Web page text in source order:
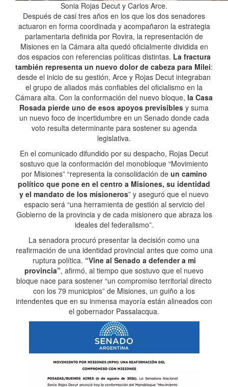
Sonia Rojas Decut y Carlos Arce.
Después de casi tres años en los que los dos senadores
actuaron en forma coordinada y acompañaron la estrategia
parlamentaria definida por Rovira, la representación de
Misiones en la Cámara alta quedó oficialmente dividida en
dos espacios con referencias políticas distintas. La fractura
también representa un nuevo dolor de cabeza para Milei:
desde el inicio de su gestión, Arce y Rojas Decut integraban
el grupo de aliados más confiables del oficialismo en la
Cámara alta. Con la conformación del nuevo bloque, la Casa
Rosada pierde uno de esos apoyos previsibles y suma
un nuevo foco de incertidumbre en un Senado donde cada
voto resulta determinante para sostener su agenda
legislativa.
En el comunicado difundido por su despacho, Rojas Decut
sostuvo que la conformación del monobloque “Movimiento
por Misiones” “representa la consolidación de un camino
político que pone en el centro a Misiones, su identidad
y el mandato de los misioneros” y aseguró que el nuevo
espacio será “una herramienta de gestión al servicio del
Gobierno de la provincia y de cada misionero que abraza los
ideales del federalismo”.
La senadora procuró presentar la decisión como una
reafirmación de una identidad provincial antes que como una
ruptura política. “Vine al Senado a defender a mi
provincia”, afirmó, al tiempo que sostuvo que el nuevo
bloque nace para sostener “un compromiso territorial directo
con los 79 municipios” de Misiones, un guiño a los
intendentes que en su inmensa mayoría están alineados con
el gobernador Passalacqua.